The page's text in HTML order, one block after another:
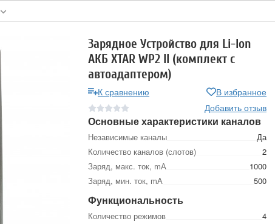
Зарядное Устройство для Li-Ion
АКБ XTAR WP2 II (комплект с
автоадаптером)
К сравнению
В избранное
Добавить отзыв
Основные характеристики каналов
Независимые каналы
Да
Количество каналов (слотов)
2
Заряд, макс. ток, mА
1000
Заряд, мин. ток, mА
500
Функциональность
Количество режимов
4